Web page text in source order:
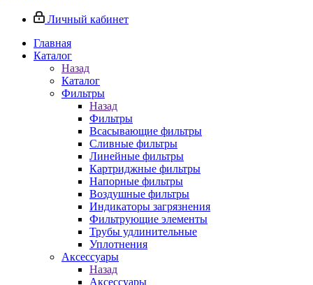
Личный кабинет
Главная
Каталог
Назад
Каталог
Фильтры
Назад
Фильтры
Всасывающие фильтры
Сливные фильтры
Линейные фильтры
Картриджные фильтры
Напорные фильтры
Воздушные фильтры
Индикаторы загрязнения
Фильтрующие элементы
Трубы удлинительные
Уплотнения
Аксессуары
Назад
Аксессуары